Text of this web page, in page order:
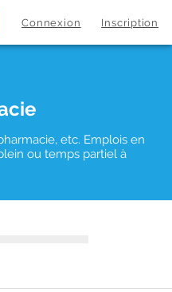
Connexion Inscription
etc. Emplois en
ou temps partiel à